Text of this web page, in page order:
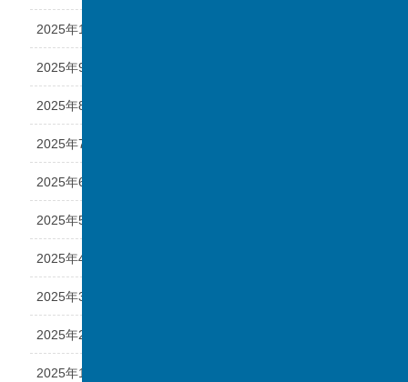
2025年10月
2025年9月
2025年8月
2025年7月
2025年6月
2025年5月
2025年4月
2025年3月
2025年2月
2025年1月